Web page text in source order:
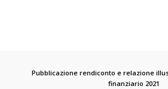
Pubblicazione rendiconto e relazione
finanziario 2021